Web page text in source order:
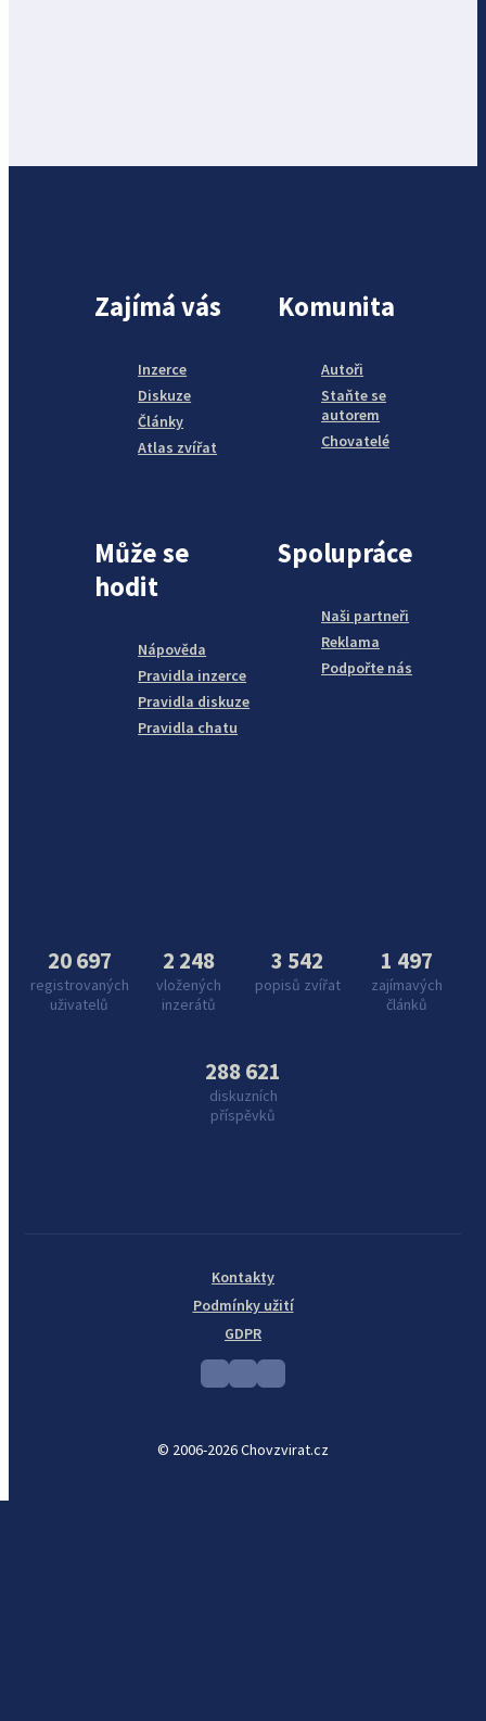
Zajímá vás
Inzerce
Diskuze
Články
Atlas zvířat
Komunita
Autoři
Staňte se
autorem
Chovatelé
Může se
hodit
Nápověda
Pravidla inzerce
Pravidla diskuze
Pravidla chatu
Spolupráce
Naši partneři
Reklama
Podpořte nás
20 697
registrovaných
uživatelů
2 248
vložených
inzerátů
3 542
popisů zvířat
1 497
zajímavých
článků
288 621
diskuzních
příspěvků
© 2006-2026 Chovzvirat.cz
Kontakty
Podmínky užití
GDPR